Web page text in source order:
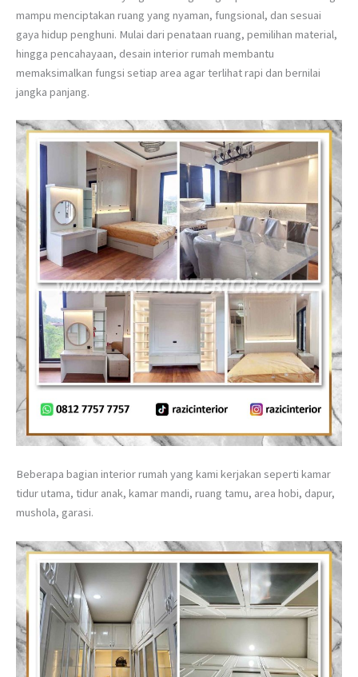
mampu menciptakan ruang yang nyaman, fungsional, dan sesuai
gaya hidup penghuni. Mulai dari penataan ruang, pemilihan material,
hingga pencahayaan, desain interior rumah membantu
memaksimalkan fungsi setiap area agar terlihat rapi dan bernilai
jangka panjang.
Beberapa bagian interior rumah yang kami kerjakan seperti kamar
tidur utama, tidur anak, kamar mandi, ruang tamu, area hobi, dapur,
mushola, garasi.